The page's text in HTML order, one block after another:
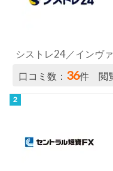
シストレ24／インヴ
口コミ数： 36件 閲